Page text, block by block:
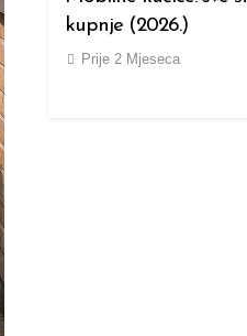
kupnje (2026.)
Prije 2 Mjeseca